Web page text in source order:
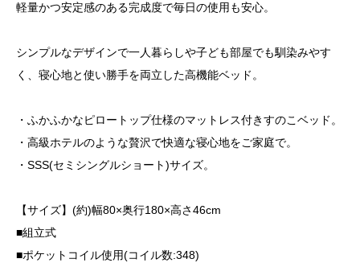
軽量かつ安定感のある完成度で毎日の使用も安心。
シンプルなデザインで一人暮らしや子ども部屋でも馴染みやす
く、寝心地と使い勝手を両立した高機能ベッド。
・ふかふかなピロートップ仕様のマットレス付きすのこベッド。
・高級ホテルのような贅沢で快適な寝心地をご家庭で。
・SSS(セミシングルショート)サイズ。
【サイズ】(約)幅80×奥行180×高さ46cm
■組立式
■ポケットコイル使用(コイル数:348)